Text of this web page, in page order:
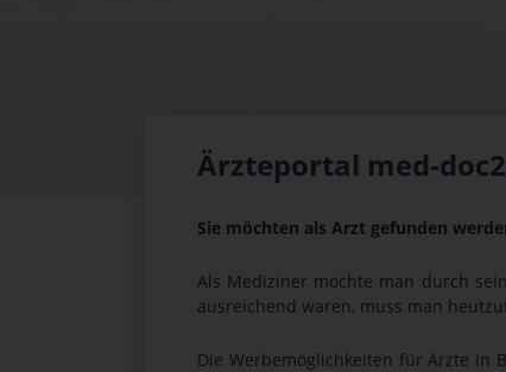
Ärzteportal med-
Sie möchten als Arzt gefunden
Als Mediziner möchte man durch
ausreichend waren, muss man
Die Werbemöglichkeiten für Ärzte in